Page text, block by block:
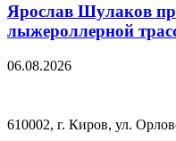
Ярослав Шулаков
лыжероллерной
06.08.2026
610002, г. Киров, ул.